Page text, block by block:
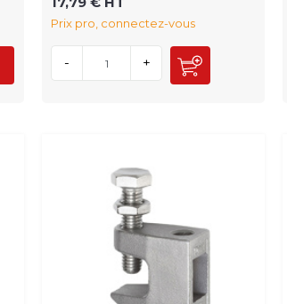
Prix pro, connectez-vous
- +